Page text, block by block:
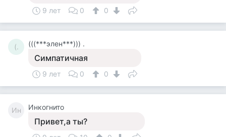
9 лет 0 0
(. (((***элен***))) .
Симпатичная
9 лет 0 0
Ин Инкогнито
Привет,а ты?